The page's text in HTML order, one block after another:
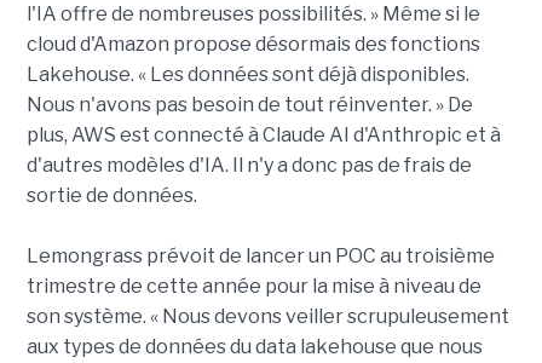
l'IA offre de nombreuses possibilités. » Même si le
cloud d'Amazon propose désormais des fonctions
Lakehouse. « Les données sont déjà disponibles.
Nous n'avons pas besoin de tout réinventer. » De
plus, AWS est connecté à Claude AI d'Anthropic et à
d'autres modèles d'IA. Il n'y a donc pas de frais de
sortie de données.
Lemongrass prévoit de lancer un POC au troisième
trimestre de cette année pour la mise à niveau de
son système. « Nous devons veiller scrupuleusement
aux types de données du data lakehouse que nous